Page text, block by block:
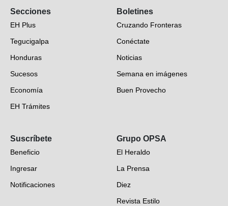
Secciones
EH Plus
Tegucigalpa
Honduras
Sucesos
Economía
EH Trámites
EH Verifica
Fotogalerías
Deportes
Videos
Boletines
Cruzando Fronteras
Conéctate
Noticias
Semana en imágenes
Buen Provecho
Suscríbete
Beneficio
Ingresar
Notificaciones
Grupo OPSA
El Heraldo
La Prensa
Diez
Revista Estilo